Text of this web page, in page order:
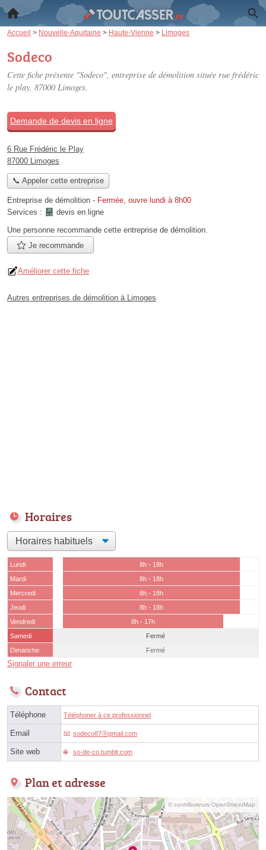
Accueil > Nouvelle-Aquitaine > Haute-Vienne > Limoges
Sodeco
Cette fiche présente "Sodeco", entreprise de démolition située rue frédéric
le play, 87000 Limoges.
Demande de devis en ligne
6 Rue Frédéric le Play
87000 Limoges
📞 Appeler cette entreprise
Entreprise de démolition - Fermée, ouvre lundi à 8h00
Services :
devis en ligne
Une personne recommande cette entreprise de démolition.
Je recommande
Améliorer cette fiche
Autres entreprises de démolition à Limoges
Horaires
Lundi
8h - 18h
Mardi
8h - 18h
Mercredi
8h - 18h
Jeudi
8h - 18h
Vendredi
8h - 17h
Samedi
Fermé
Dimanche
Fermé
Signaler une erreur
Contact
Téléphone Téléphoner à ce professionnel
Email sodeco87ⓐgmail.com
Site web so-de-co.tumblr.com
Plan et adresse
© contributeurs OpenStreetMap